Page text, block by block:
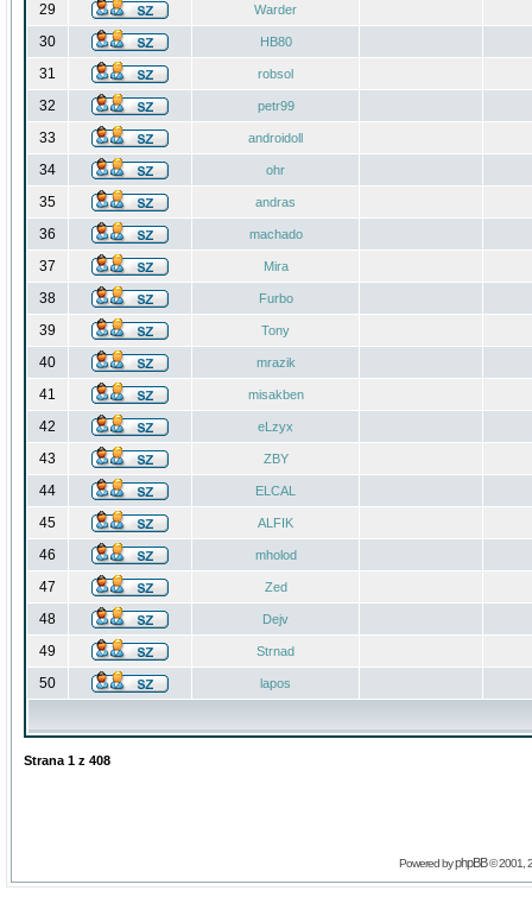
29 Warder
30 HB80
31 robsol
32 petr99
33 androidoll
34 ohr
35 andras
36 machado
37 Mira
38 Furbo
39 Tony
40 mrazik
41 misakben
42 eLzyx
43 ZBY
44 ELCAL
45 ALFIK
46 mholod
47 Zed
48 Dejv
49 Strnad
50 lapos
Strana 1 z 408
Powered byphpBB© 2001,